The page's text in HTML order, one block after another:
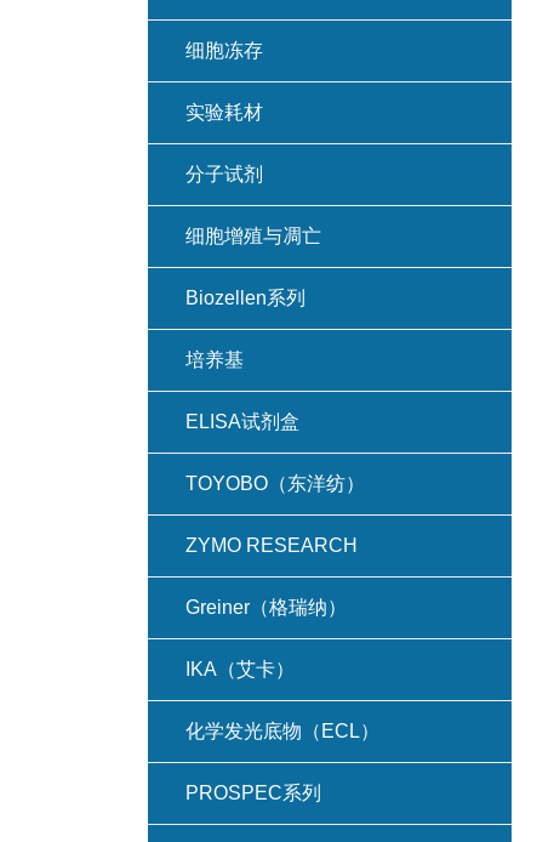
细胞冻存
实验耗材
分子试剂
细胞增殖与凋亡
Biozellen系列
培养基
ELISA试剂盒
TOYOBO（东洋纺）
ZYMO RESEARCH
Greiner（格瑞纳）
IKA（艾卡）
化学发光底物（ECL）
PROSPEC系列